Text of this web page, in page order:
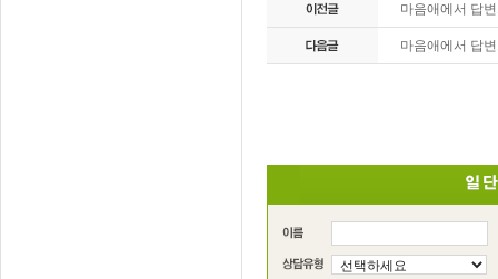
마음애에서 답
마음애에서 답